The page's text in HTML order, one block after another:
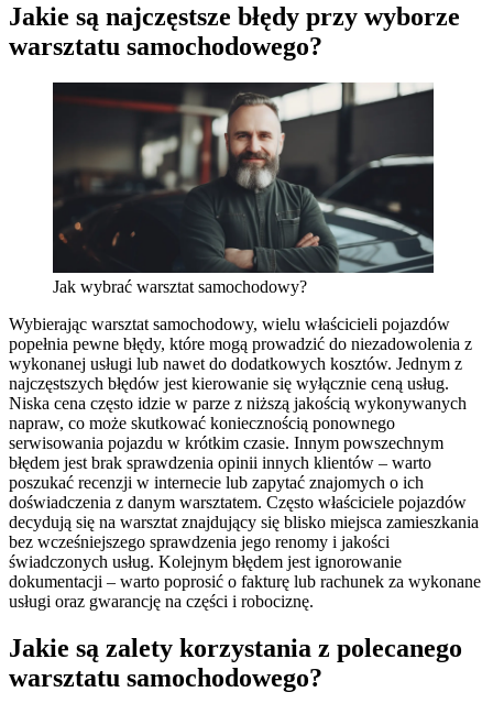
Jakie są najczęstsze błędy przy wyborze
warsztatu samochodowego?
Jak wybrać warsztat samochodowy?
Wybierając warsztat samochodowy, wielu właścicieli pojazdów
popełnia pewne błędy, które mogą prowadzić do niezadowolenia z
wykonanej usługi lub nawet do dodatkowych kosztów. Jednym z
najczęstszych błędów jest kierowanie się wyłącznie ceną usług.
Niska cena często idzie w parze z niższą jakością wykonywanych
napraw, co może skutkować koniecznością ponownego
serwisowania pojazdu w krótkim czasie. Innym powszechnym
błędem jest brak sprawdzenia opinii innych klientów – warto
poszukać recenzji w internecie lub zapytać znajomych o ich
doświadczenia z danym warsztatem. Często właściciele pojazdów
decydują się na warsztat znajdujący się blisko miejsca zamieszkania
bez wcześniejszego sprawdzenia jego renomy i jakości
świadczonych usług. Kolejnym błędem jest ignorowanie
dokumentacji – warto poprosić o fakturę lub rachunek za wykonane
usługi oraz gwarancję na części i robociznę.
Jakie są zalety korzystania z polecanego
warsztatu samochodowego?